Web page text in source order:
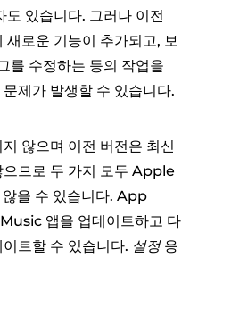
도 있습니다. 그러나 이전
새로운 기능이 추가되고, 보
를 수정하는 등의 작업을
제가 발생할 수 있습니다.
않으며 이전 버전은 최신
으므로 두 가지 모두 Apple
을 수 있습니다. App
앱을 업데이트하고 다
트할 수 있습니다. 설정응